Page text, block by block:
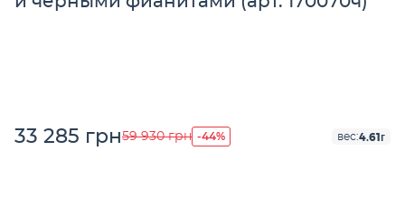
33 285 грн59 930 грн -44% вес:4.61г